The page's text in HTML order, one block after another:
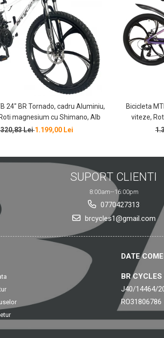
24″ BR Tornado, cadru Aluminiu,
magnesium cu Shimano, Alb
Lei1.199,00 Lei
Bicicleta
viteze,
SUPORT CLIENTI
8:00am--16:00pm
0770427313
brcycles1@gmail.com
DATE
BR CYCLES
J40/14464/
RO31806786